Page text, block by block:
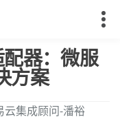
器：微服
方案
云集成顾问-潘裕